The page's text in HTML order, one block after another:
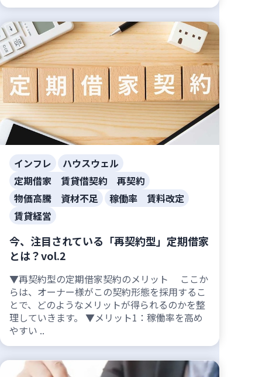
インフレ
ハウスウェル
定期借家 賃貸借契約 再契約
物価高騰 資材不足
稼働率 賃料改定
賃貸経営
今、注目されている「再契約型」定期借家
とは？vol.2
▼再契約型の定期借家契約のメリット ここか
らは、オーナー様がこの契約形態を採用するこ
とで、どのようなメリットが得られるのかを整
理していきます。 ▼メリット1：稼働率を高め
やすい ..